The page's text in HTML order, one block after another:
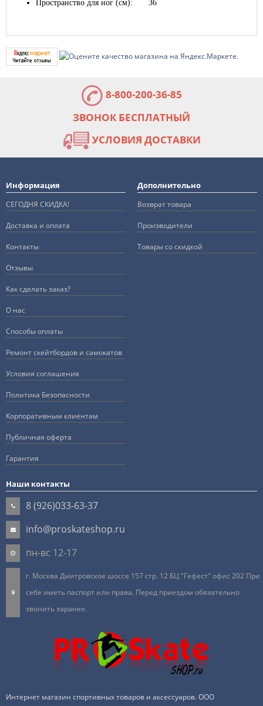
Пространство для ног (см):
36
8-800-200-36-85
ЗВОНОК БЕСПЛАТНЫЙ
УСЛОВИЯ ДОСТАВКИ
Информация
СЕГОДНЯ СКИДКА!
Доставка и оплата
Контакты
Отзывы
Как сделать заказ?
О нас
Способы оплаты
Ремонт скейтбордов и самокатов
Условия соглашения
Политика Безопасности
Корпоративным клиентам
Публичная оферта
Гарантия
Дополнительно
Возврат товара
Производители
Товары со скидкой
Наши контакты
8 (926)033-63-37
info@proskateshop.ru
пн-вс 12-17
г. Москва Дмитровское шоссе 157 стр. 12 БЦ "Гефест" офис 202 При
себе иметь паспорт или права. Перед приездом обязательно
звонить заранее.
Интернет магазин спортивных товаров и аксессуаров. ООО